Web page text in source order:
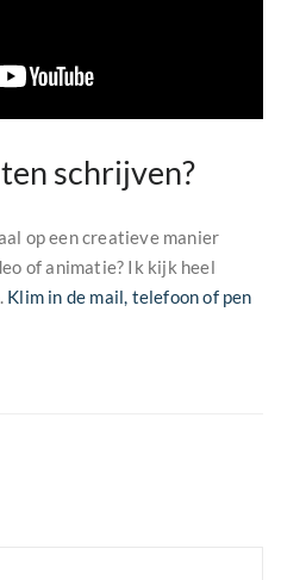
schrijven?
op een creatieve manier
of animatie? Ik kijk heel
Klim in de mail, telefoon of pen